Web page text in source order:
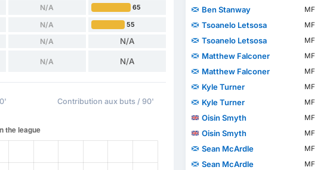
N/A 65
N/A 55
N/A N/A
N/A N/A
Contribution aux buts / 90'
Ben Stanway
MF
Tsoanelo Letsosa
MF
Tsoanelo Letsosa
MF
Matthew Falconer
MF
Matthew Falconer
MF
Kyle Turner
MF
Kyle Turner
MF
Oisin Smyth
MF
Oisin Smyth
MF
Sean McArdle
MF
Sean McArdle
MF